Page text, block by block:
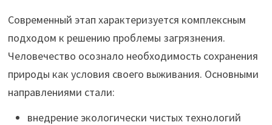
Современный этап характеризуется комплексным
подходом к решению проблемы загрязнения.
Человечество осознало необходимость сохранения
природы как условия своего выживания. Основными
направлениями стали:
внедрение экологически чистых технологий